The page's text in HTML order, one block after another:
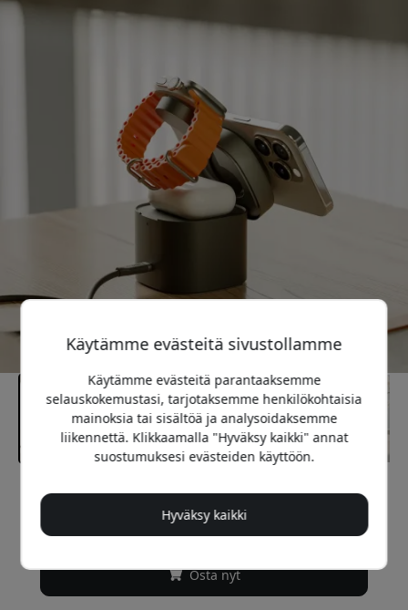
Suositeltava hinta
149.99 EUR
Osta nyt
Käytämme evästeitä sivustollamme
Käytämme evästeitä parantaaksemme
selauskokemustasi, tarjotaksemme henkilökohtaisia
mainoksia tai sisältöä ja analysoidaksemme
liikennettä. Klikkaamalla "Hyväksy kaikki" annat
suostumuksesi evästeiden käyttöön.
Hyväksy kaikki